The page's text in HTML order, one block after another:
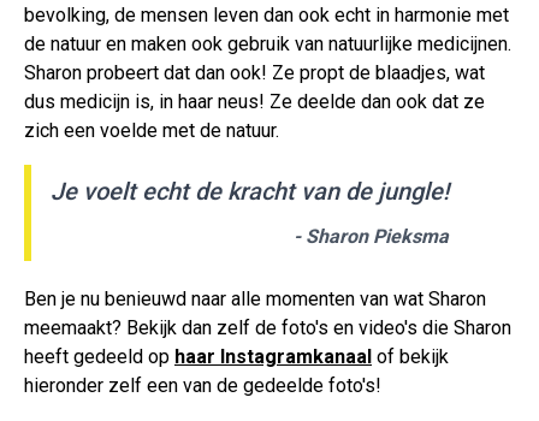
bevolking, de mensen leven dan ook echt in harmonie met
de natuur en maken ook gebruik van natuurlijke medicijnen.
Sharon probeert dat dan ook! Ze propt de blaadjes, wat
dus medicijn is, in haar neus! Ze deelde dan ook dat ze
zich een voelde met de natuur.
Je voelt echt de kracht van de jungle!
- Sharon Pieksma
Ben je nu benieuwd naar alle momenten van wat Sharon
meemaakt? Bekijk dan zelf de foto's en video's die Sharon
heeft gedeeld op haar Instagramkanaal of bekijk
hieronder zelf een van de gedeelde foto's!